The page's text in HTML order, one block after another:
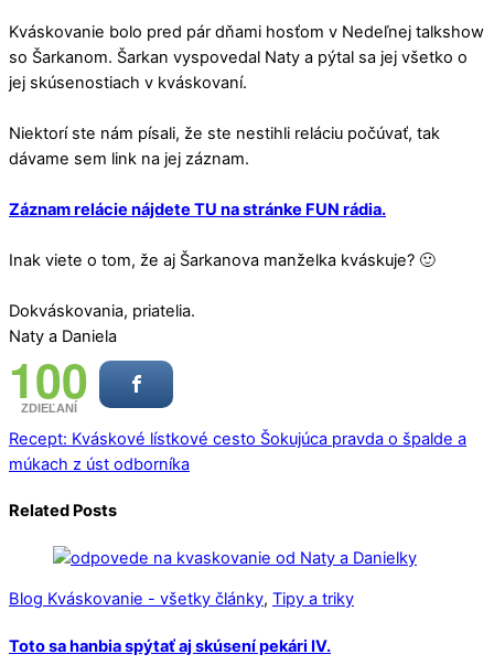
Kváskovanie bolo pred pár dňami hosťom v Nedeľnej talkshow
so Šarkanom. Šarkan vyspovedal Naty a pýtal sa jej všetko o
jej skúsenostiach v kváskovaní.
Niektorí ste nám písali, že ste nestihli reláciu počúvať, tak
dávame sem link na jej záznam.
Záznam relácie nájdete TU na stránke FUN rádia.
Inak viete o tom, že aj Šarkanova manželka kváskuje? 🙂
Dokváskovania, priatelia.
Naty a Daniela
100
ZDIEĽANÍ
Recept: Kváskové lístkové cesto Šokujúca pravda o špalde a
múkach z úst odborníka
Related Posts
Blog Kváskovanie - všetky články, Tipy a triky
Toto sa hanbia spýtať aj skúsení pekári IV.